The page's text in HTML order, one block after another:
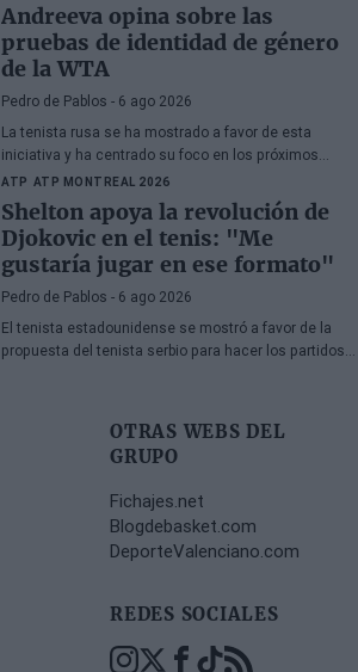
Andreeva opina sobre las
pruebas de identidad de género
de la WTA
Pedro de Pablos - 6 ago 2026
La tenista rusa se ha mostrado a favor de esta
iniciativa y ha centrado su foco en los próximos
torneos que tiene por delante.
ATP ATP MONTREAL 2026
Shelton apoya la revolución de
Djokovic en el tenis: "Me
gustaría jugar en ese formato"
Pedro de Pablos - 6 ago 2026
El tenista estadounidense se mostró a favor de la
propuesta del tenista serbio para hacer los partidos
OTRAS WEBS DEL
GRUPO
Fichajes.net
Blogdebasket.com
DeporteValenciano.com
REDES SOCIALES